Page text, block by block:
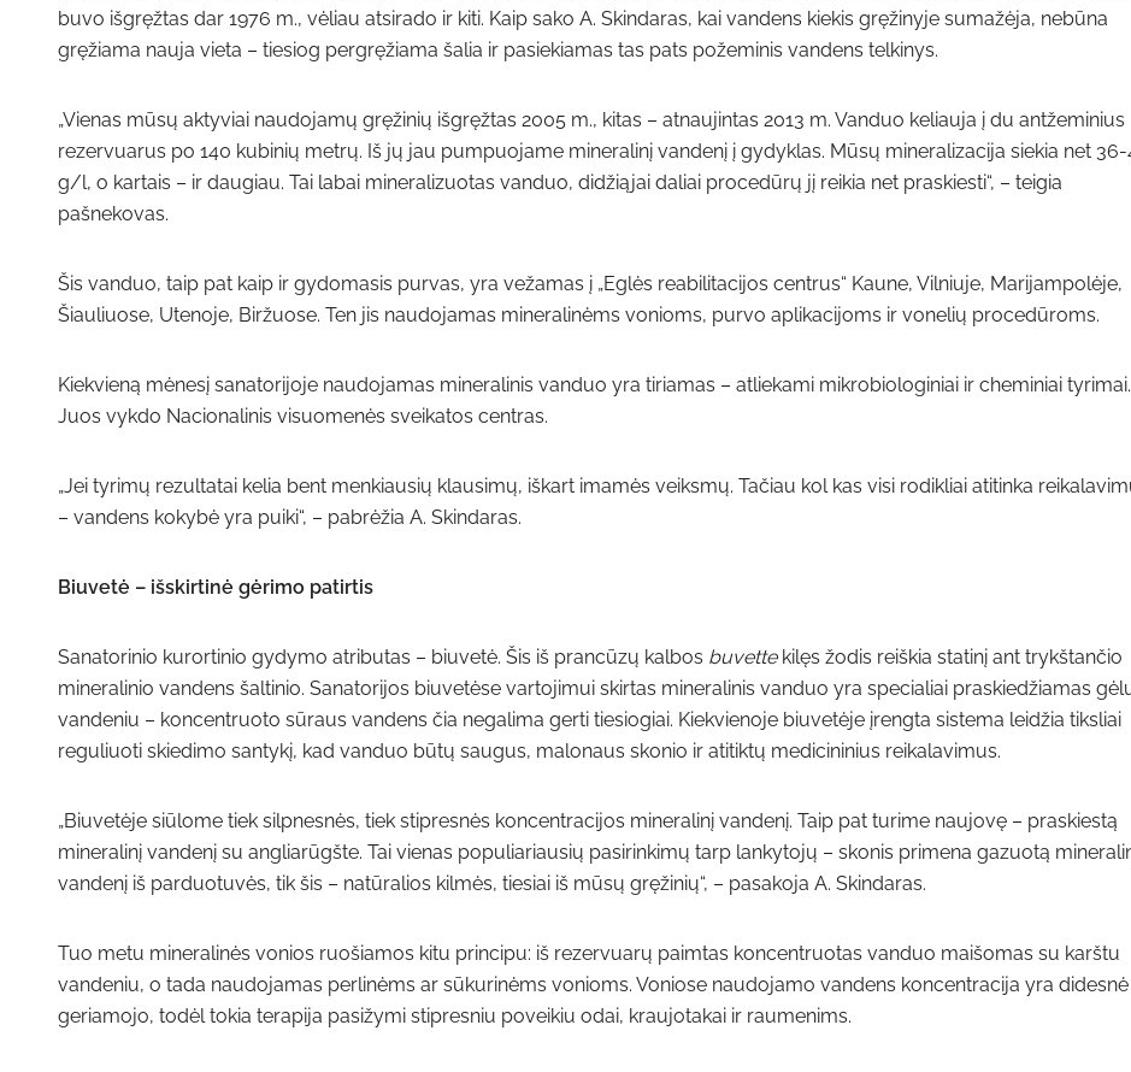
buvo išgręžtas dar 1976 m., vėliau atsirado ir kiti. Kaip sako A. Skindaras, kai vandens kiekis gręžinyje sumažėja, nebūna
gręžiama nauja vieta – tiesiog pergręžiama šalia ir pasiekiamas tas pats požeminis vandens telkinys.
„Vienas mūsų aktyviai naudojamų gręžinių išgręžtas 2005 m., kitas – atnaujintas 2013 m. Vanduo keliauja į du antžeminius
rezervuarus po 140 kubinių metrų. Iš jų jau pumpuojame mineralinį vandenį į gydyklas. Mūsų mineralizacija siekia net 36-
g/l, o kartais – ir daugiau. Tai labai mineralizuotas vanduo, didžiąjai daliai procedūrų jį reikia net praskiesti“, – teigia
pašnekovas.
Šis vanduo, taip pat kaip ir gydomasis purvas, yra vežamas į „Eglės reabilitacijos centrus“ Kaune, Vilniuje, Marijampolėje,
Šiauliuose, Utenoje, Biržuose. Ten jis naudojamas mineralinėms vonioms, purvo aplikacijoms ir vonelių procedūroms.
Kiekvieną mėnesį sanatorijoje naudojamas mineralinis vanduo yra tiriamas – atliekami mikrobiologiniai ir cheminiai tyrimai.
Juos vykdo Nacionalinis visuomenės sveikatos centras.
„Jei tyrimų rezultatai kelia bent menkiausių klausimų, iškart imamės veiksmų. Tačiau kol kas visi rodikliai atitinka
– vandens kokybė yra puiki“, – pabrėžia A. Skindaras.
Biuvetė – išskirtinė gėrimo patirtis
Sanatorinio kurortinio gydymo atributas – biuvetė. Šis iš prancūzų kalbos buvettekilęs žodis reiškia statinį ant trykštančio
mineralinio vandens šaltinio. Sanatorijos biuvetėse vartojimui skirtas mineralinis vanduo yra specialiai praskiedžiamas
vandeniu – koncentruoto sūraus vandens čia negalima gerti tiesiogiai. Kiekvienoje biuvetėje įrengta sistema leidžia tiksliai
reguliuoti skiedimo santykį, kad vanduo būtų saugus, malonaus skonio ir atitiktų medicininius reikalavimus.
„Biuvetėje siūlome tiek silpnesnės, tiek stipresnės koncentracijos mineralinį vandenį. Taip pat turime naujovę – praskiestą
mineralinį vandenį su angliarūgšte. Tai vienas populiariausių pasirinkimų tarp lankytojų – skonis primena gazuotą
vandenį iš parduotuvės, tik šis – natūralios kilmės, tiesiai iš mūsų gręžinių“, – pasakoja A. Skindaras.
Tuo metu mineralinės vonios ruošiamos kitu principu: iš rezervuarų paimtas koncentruotas vanduo maišomas su karštu
vandeniu, o tada naudojamas perlinėms ar sūkurinėms vonioms. Voniose naudojamo vandens koncentracija yra didesnė
geriamojo, todėl tokia terapija pasižymi stipresniu poveikiu odai, kraujotakai ir raumenims.